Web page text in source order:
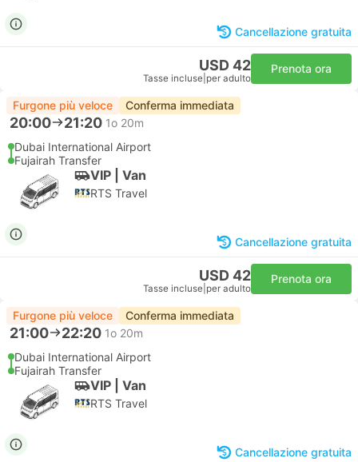
Cancellazione gratuita
USD 42
Tasse incluse per adulto
Prenota ora
Furgone più veloce Conferma immediata
20:00 21:20 1o 20m
Dubai International Airport
Fujairah Transfer
VIP | Van
RTS Travel
Cancellazione gratuita
USD 42
Tasse incluse per adulto
Prenota ora
Furgone più veloce Conferma immediata
21:00 22:20 1o 20m
Dubai International Airport
Fujairah Transfer
VIP | Van
RTS Travel
Cancellazione gratuita